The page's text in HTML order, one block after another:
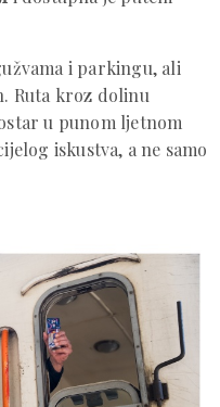
i parkingu, ali
Ruta kroz dolinu
u punom ljetnom
iskustva, a ne samo